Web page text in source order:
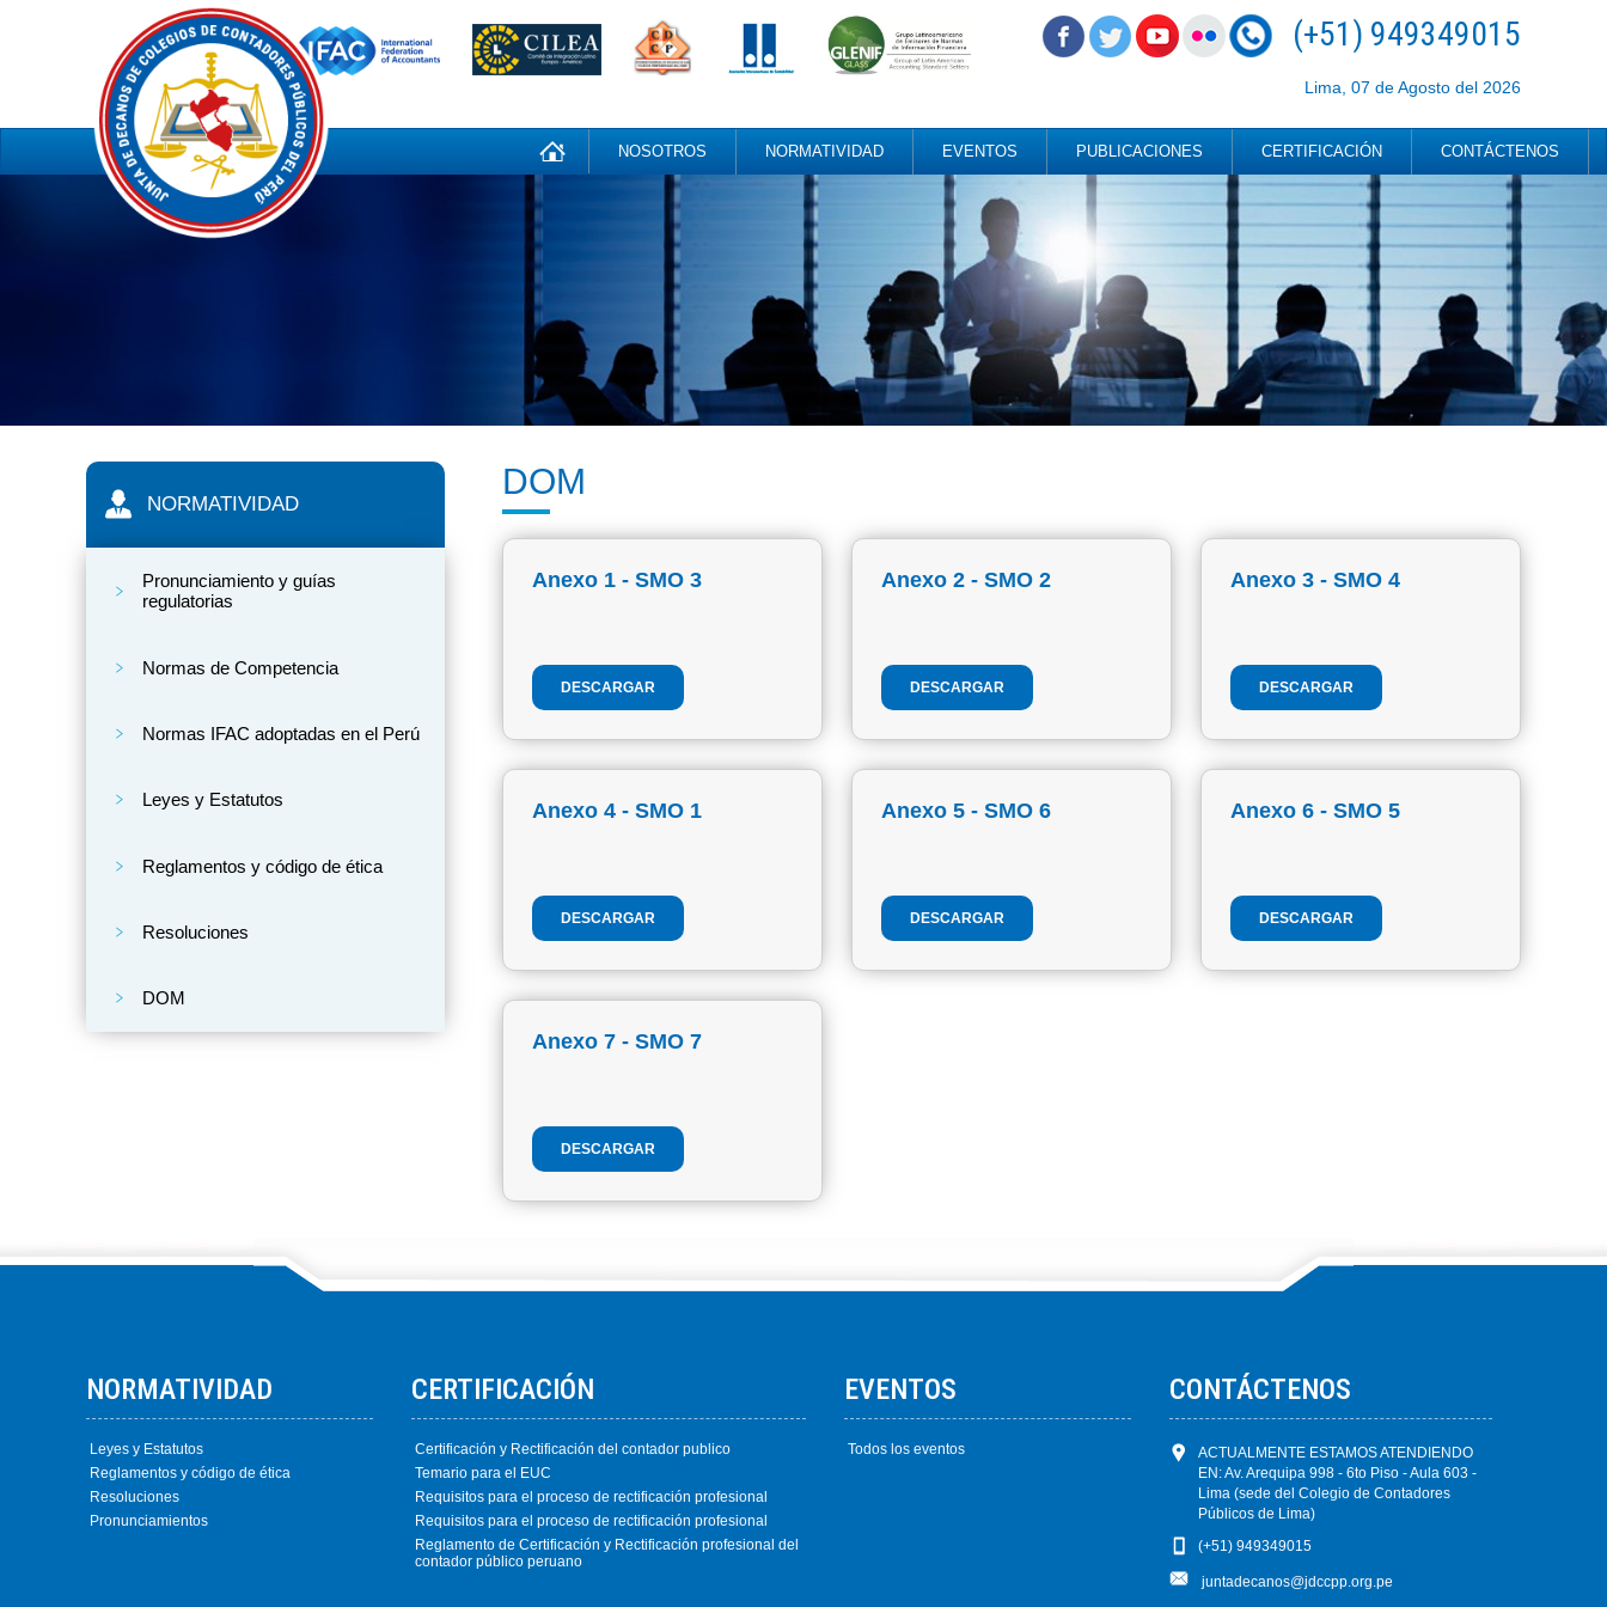
(+51) 949349015
Lima, 07 de Agosto del 2026
NOSOTROS NORMATIVIDAD EVENTOS PUBLICACIONES CERTIFICACIÓN CONTÁCTENOS
NORMATIVIDAD
Pronunciamiento y guías
regulatorias
Normas de Competencia
Normas IFAC adoptadas en el Perú
Leyes y Estatutos
Reglamentos y código de ética
Resoluciones
DOM
DOM
Anexo 1 - SMO 3
DESCARGAR
Anexo 2 - SMO 2
DESCARGAR
Anexo 3 - SMO 4
DESCARGAR
Anexo 4 - SMO 1
DESCARGAR
Anexo 5 - SMO 6
DESCARGAR
Anexo 6 - SMO 5
DESCARGAR
Anexo 7 - SMO 7
DESCARGAR
NORMATIVIDAD
Leyes y Estatutos
Reglamentos y código de ética
Resoluciones
Pronunciamientos
CERTIFICACIÓN
Certificación y Rectificación del contador publico
Temario para el EUC
Requisitos para el proceso de rectificación profesional
Requisitos para el proceso de rectificación profesional
Reglamento de Certificación y Rectificación profesional del
contador público peruano
EVENTOS
Todos los eventos
CONTÁCTENOS
ACTUALMENTE ESTAMOS ATENDIENDO
EN: Av. Arequipa 998 - 6to Piso - Aula 603 -
Lima (sede del Colegio de Contadores
Públicos de Lima)
(+51) 949349015
juntadecanos@jdccpp.org.pe